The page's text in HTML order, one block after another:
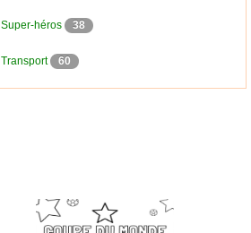
Super-héros 38
Transport 60